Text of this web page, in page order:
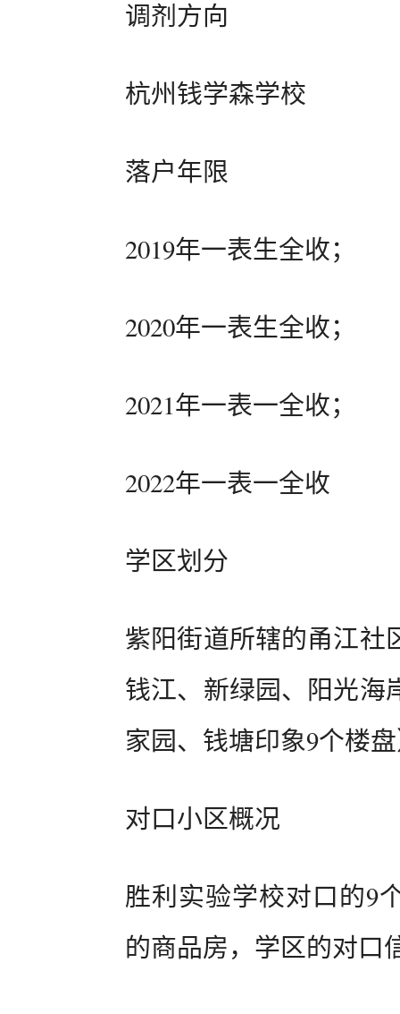
调剂方向
杭州钱学森学校
落户年限
2019年一表生全收；
2020年一表生全收；
2021年一表一全收；
2022年一表一全收
学区划分
紫阳街道所辖的甬江社
钱江、新绿园、阳光海
家园、钱塘印象9个楼
对口小区概况
胜利实验学校对口的9
的商品房，学区的对口